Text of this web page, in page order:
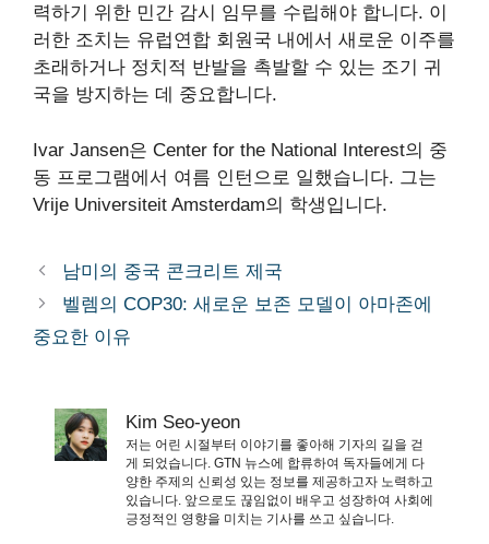
력하기 위한 민간 감시 임무를 수립해야 합니다. 이
러한 조치는 유럽연합 회원국 내에서 새로운 이주를
초래하거나 정치적 반발을 촉발할 수 있는 조기 귀
국을 방지하는 데 중요합니다.
Ivar Jansen은 Center for the National Interest의 중
동 프로그램에서 여름 인턴으로 일했습니다. 그는
Vrije Universiteit Amsterdam의 학생입니다.
남미의 중국 콘크리트 제국
벨렘의 COP30: 새로운 보존 모델이 아마존에
중요한 이유
Kim Seo-yeon
저는 어린 시절부터 이야기를 좋아해 기자의 길을 걷
게 되었습니다. GTN 뉴스에 합류하여 독자들에게 다
양한 주제의 신뢰성 있는 정보를 제공하고자 노력하고
있습니다. 앞으로도 끊임없이 배우고 성장하여 사회에
긍정적인 영향을 미치는 기사를 쓰고 싶습니다.